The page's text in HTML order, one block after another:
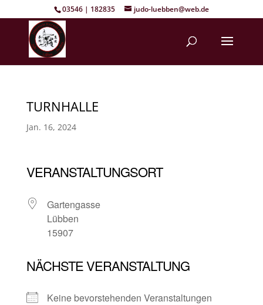
03546 | 182835 judo-luebben@web.de
TURNHALLE
Jan. 16, 2024
VERANSTALTUNGSORT
Gartengasse
Lübben
15907
NÄCHSTE VERANSTALTUNG
Keine bevorstehenden Veranstaltungen